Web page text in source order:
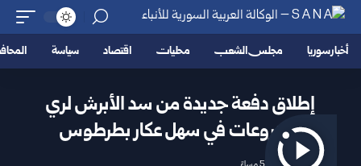
أخبار سوريا مجلس الشعب محليات اقتصاد سياسة
إطلاق دفعة جديدة من سد الأبرش لري
المزروعات في سهل عكار ‏بطرطوس‎